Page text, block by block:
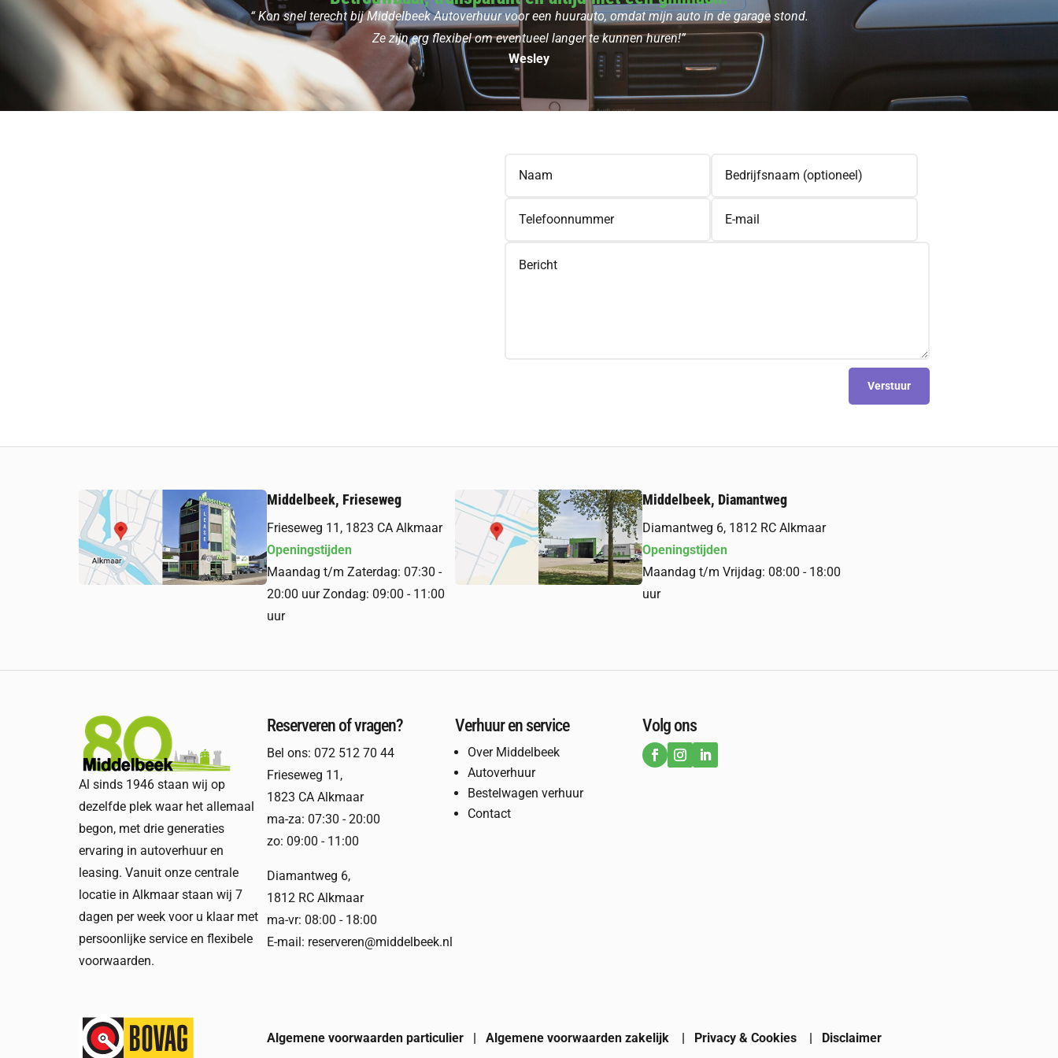
“ Kon snel terecht bij Middelbeek Autoverhuur voor een huurauto, omdat mijn auto in de garage stond.
Ze zijn erg flexibel om eventueel langer te kunnen huren!”
Wesley
Verstuur
Middelbeek, Frieseweg
Frieseweg 11, 1823 CA Alkmaar
Openingstijden
Maandag t/m Zaterdag: 07:30 -
20:00 uur Zondag: 09:00 - 11:00
uur
Middelbeek, Diamantweg
Diamantweg 6, 1812 RC Alkmaar
Openingstijden
Maandag t/m Vrijdag: 08:00 - 18:00
uur
Al sinds 1946 staan wij op
dezelfde plek waar het allemaal
begon, met drie generaties
ervaring in autoverhuur en
leasing. Vanuit onze centrale
locatie in Alkmaar staan wij 7
dagen per week voor u klaar met
persoonlijke service en flexibele
voorwaarden.
Reserveren of vragen?
Bel ons: 072 512 70 44
Frieseweg 11 ,
1823 CA Alkmaar
ma-za: 07:30 - 20:00
zo: 09:00 - 11:00
Diamantweg 6,
1812 RC Alkmaar
ma-vr: 08:00 - 18:00
E-mail: reserveren@middelbeek.nl
Verhuur en service
Over Middelbeek
Autoverhuur
Bestelwagen verhuur
Contact
Volg ons
Algemene voorwaarden particulier| Algemene voorwaarden zakelijk| Privacy & Cookies| Disclaimer